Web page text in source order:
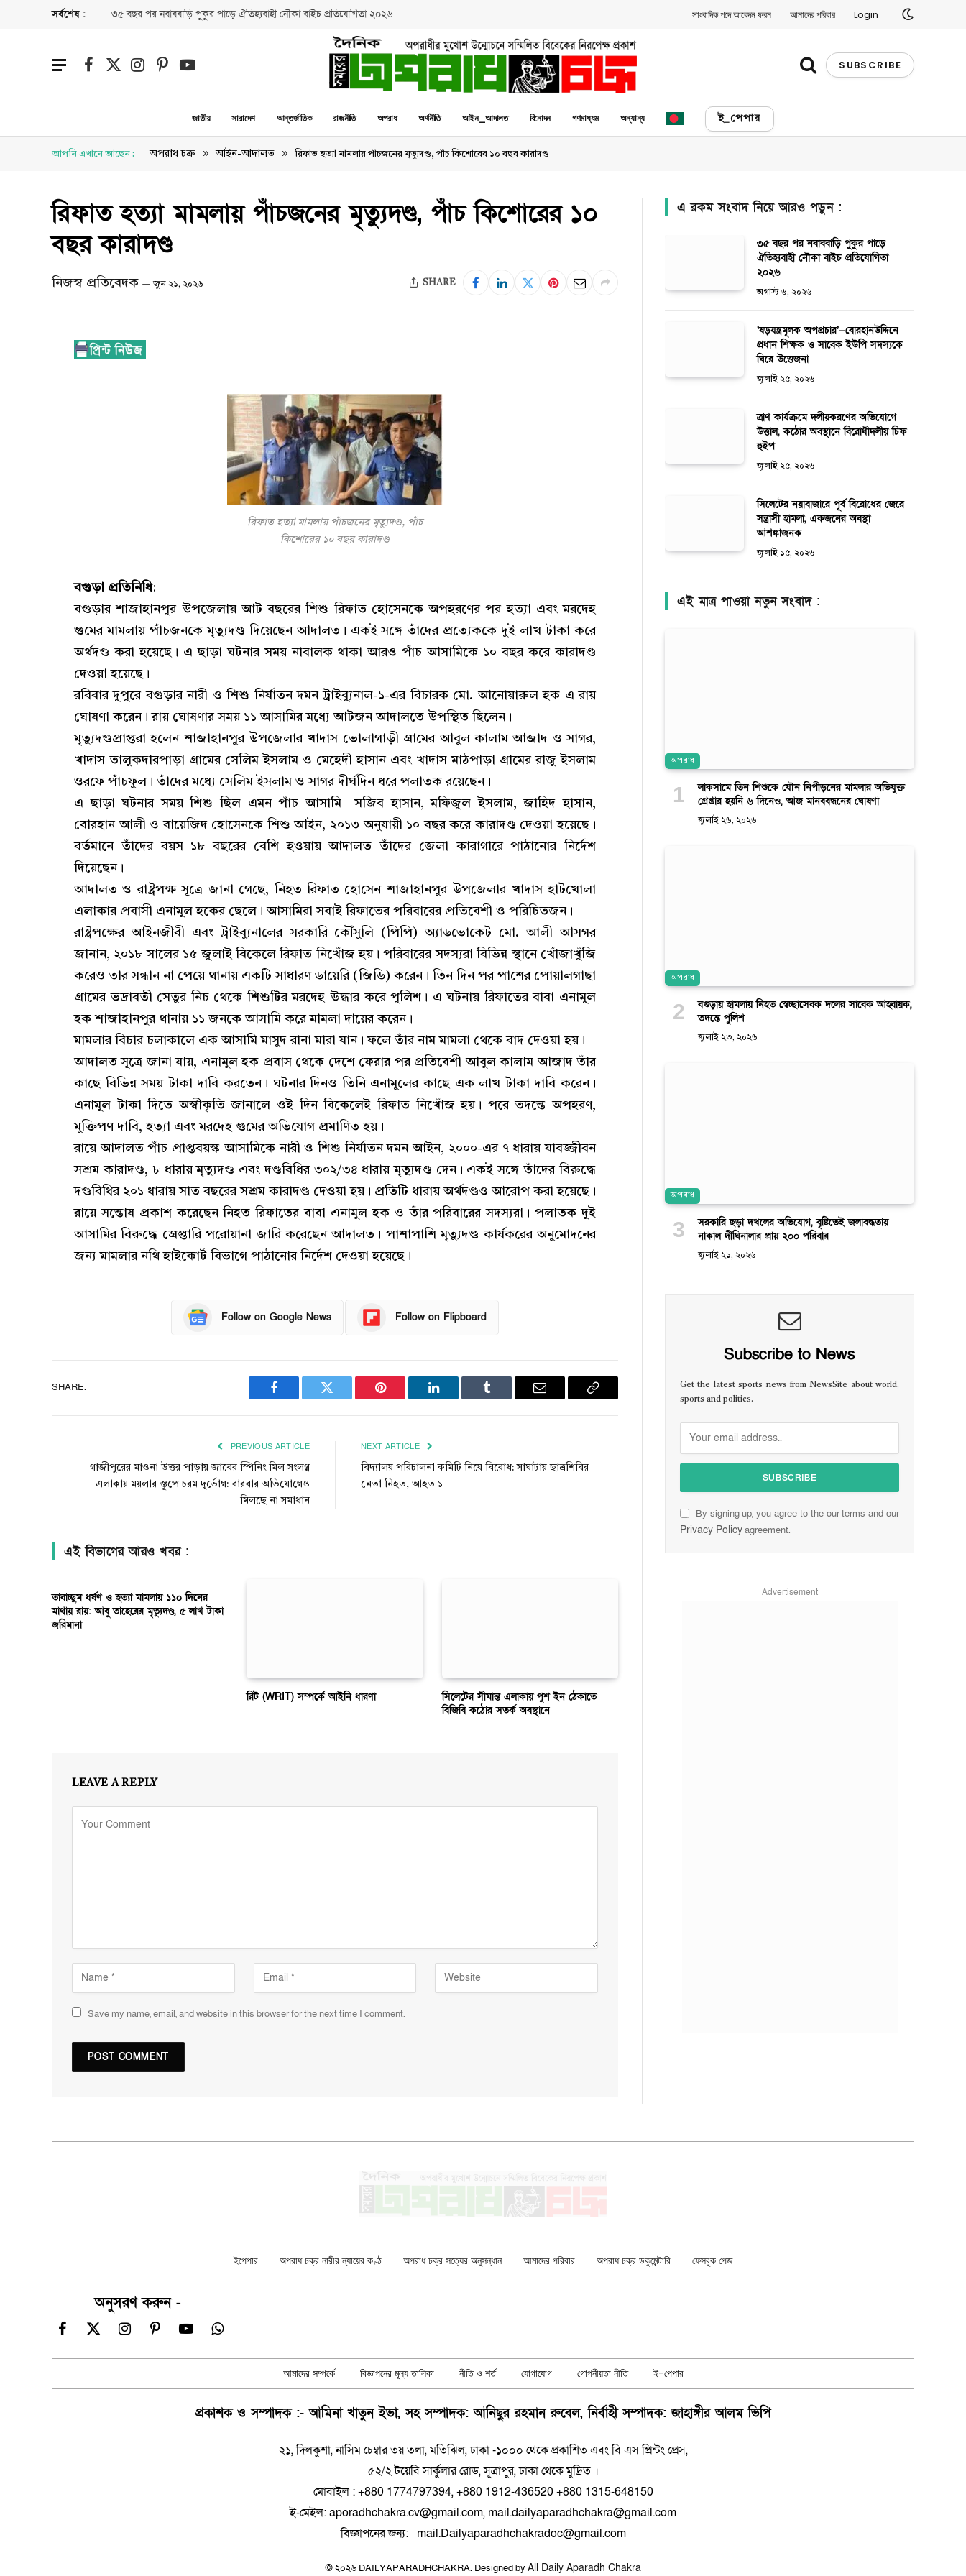
সর্বশেষ : ৩৫ বছর পর নবাববাড়ি পুকুর পাড়ে ঐতিহ্যবাহী নৌকা বাইচ প্রতিযোগিতা ২০২৬ সাংবাদিক পদে আবেদন ফরম আমাদের পরিবার Login
Facebook
X
Instagram
PinterestYouTube SUBSCRIBE
জাতীয় সারাদেশ আন্তর্জাতিক রাজনীতি অপরাধ অর্থনীতি আইন_আদালত বিনোদন গণমাধ্যম অন্যান্য ই_পেপার
আপনি এখানে আছেন : অপরাধ চক্র » আইন-আদালত » রিফাত হত্যা মামলায় পাঁচজনের মৃত্যুদণ্ড, পাঁচ কিশোরের ১০ বছর কারাদণ্ড
রিফাত হত্যা মামলায় পাঁচজনের মৃত্যুদণ্ড, পাঁচ কিশোরের ১০
বছর কারাদণ্ড
নিজস্ব প্রতিবেদক জুন ২১, ২০২৬ SHARE
রিফাত হত্যা মামলায় পাঁচজনের মৃত্যুদণ্ড, পাঁচ
কিশোরের ১০ বছর কারাদণ্ড
বগুড়া প্রতিনিধি:
বগুড়ার শাজাহানপুর উপজেলায় আট বছরের শিশু রিফাত হোসেনকে অপহরণের পর হত্যা এবং মরদেহ
গুমের মামলায় পাঁচজনকে মৃত্যুদণ্ড দিয়েছেন আদালত। একই সঙ্গে তাঁদের প্রত্যেককে দুই লাখ টাকা করে
অর্থদণ্ড করা হয়েছে। এ ছাড়া ঘটনার সময় নাবালক থাকা আরও পাঁচ আসামিকে ১০ বছর করে কারাদণ্ড
দেওয়া হয়েছে।
রবিবার দুপুরে বগুড়ার নারী ও শিশু নির্যাতন দমন ট্রাইব্যুনাল-১-এর বিচারক মো. আনোয়ারুল হক এ রায়
ঘোষণা করেন। রায় ঘোষণার সময় ১১ আসামির মধ্যে আটজন আদালতে উপস্থিত ছিলেন।
মৃত্যুদণ্ডপ্রাপ্তরা হলেন শাজাহানপুর উপজেলার খাদাস ভোলাগাড়ী গ্রামের আবুল কালাম আজাদ ও সাগর,
খাদাস তালুকদারপাড়া গ্রামের সেলিম ইসলাম ও মেহেদী হাসান এবং খাদাস মাঠপাড়া গ্রামের রাজু ইসলাম
ওরফে পাঁচফুল। তাঁদের মধ্যে সেলিম ইসলাম ও সাগর দীর্ঘদিন ধরে পলাতক রয়েছেন।
এ ছাড়া ঘটনার সময় শিশু ছিল এমন পাঁচ আসামি—সজিব হাসান, মফিজুল ইসলাম, জাহিদ হাসান,
বোরহান আলী ও বায়েজিদ হোসেনকে শিশু আইন, ২০১৩ অনুযায়ী ১০ বছর করে কারাদণ্ড দেওয়া হয়েছে।
বর্তমানে তাঁদের বয়স ১৮ বছরের বেশি হওয়ায় আদালত তাঁদের জেলা কারাগারে পাঠানোর নির্দেশ
দিয়েছেন।
আদালত ও রাষ্ট্রপক্ষ সূত্রে জানা গেছে, নিহত রিফাত হোসেন শাজাহানপুর উপজেলার খাদাস হাটখোলা
এলাকার প্রবাসী এনামুল হকের ছেলে। আসামিরা সবাই রিফাতের পরিবারের প্রতিবেশী ও পরিচিতজন।
রাষ্ট্রপক্ষের আইনজীবী এবং ট্রাইব্যুনালের সরকারি কৌঁসুলি (পিপি) অ্যাডভোকেট মো. আলী আসগর
জানান, ২০১৮ সালের ১৫ জুলাই বিকেলে রিফাত নিখোঁজ হয়। পরিবারের সদস্যরা বিভিন্ন স্থানে খোঁজাখুঁজি
করেও তার সন্ধান না পেয়ে থানায় একটি সাধারণ ডায়েরি (জিডি) করেন। তিন দিন পর পাশের পোয়ালগাছা
গ্রামের ভদ্রাবতী সেতুর নিচ থেকে শিশুটির মরদেহ উদ্ধার করে পুলিশ। এ ঘটনায় রিফাতের বাবা এনামুল
হক শাজাহানপুর থানায় ১১ জনকে আসামি করে মামলা দায়ের করেন।
মামলার বিচার চলাকালে এক আসামি মাসুদ রানা মারা যান। ফলে তাঁর নাম মামলা থেকে বাদ দেওয়া হয়।
আদালত সূত্রে জানা যায়, এনামুল হক প্রবাস থেকে দেশে ফেরার পর প্রতিবেশী আবুল কালাম আজাদ তাঁর
কাছে বিভিন্ন সময় টাকা দাবি করতেন। ঘটনার দিনও তিনি এনামুলের কাছে এক লাখ টাকা দাবি করেন।
এনামুল টাকা দিতে অস্বীকৃতি জানালে ওই দিন বিকেলেই রিফাত নিখোঁজ হয়। পরে তদন্তে অপহরণ,
মুক্তিপণ দাবি, হত্যা এবং মরদেহ গুমের অভিযোগ প্রমাণিত হয়।
রায়ে আদালত পাঁচ প্রাপ্তবয়স্ক আসামিকে নারী ও শিশু নির্যাতন দমন আইন, ২০০০-এর ৭ ধারায় যাবজ্জীবন
সশ্রম কারাদণ্ড, ৮ ধারায় মৃত্যুদণ্ড এবং দণ্ডবিধির ৩০২/৩৪ ধারায় মৃত্যুদণ্ড দেন। একই সঙ্গে তাঁদের বিরুদ্ধে
দণ্ডবিধির ২০১ ধারায় সাত বছরের সশ্রম কারাদণ্ড দেওয়া হয়। প্রতিটি ধারায় অর্থদণ্ডও আরোপ করা হয়েছে।
রায়ে সন্তোষ প্রকাশ করেছেন নিহত রিফাতের বাবা এনামুল হক ও তাঁর পরিবারের সদস্যরা। পলাতক দুই
আসামির বিরুদ্ধে গ্রেপ্তারি পরোয়ানা জারি করেছেন আদালত। পাশাপাশি মৃত্যুদণ্ড কার্যকরের অনুমোদনের
জন্য মামলার নথি হাইকোর্ট বিভাগে পাঠানোর নির্দেশ দেওয়া হয়েছে।
Follow on Google News Follow on Flipboard
SHARE.
Facebook Twitter Pinterest LinkedIn Tumblr Email
Copy
PREVIOUS ARTICLE
গাজীপুরের মাওনা উত্তর পাড়ায় জাবের স্পিনিং মিল সংলগ্ন
এলাকায় ময়লার স্তূপে চরম দুর্ভোগ: বারবার অভিযোগেও
মিলছে না সমাধান
NEXT ARTICLE
বিদ্যালয় পরিচালনা কমিটি নিয়ে বিরোধ: সাঘাটায় ছাত্রশিবির
নেতা নিহত, আহত ১
এই বিভাগের আরও খবর :
তাবাচ্ছুম ধর্ষণ ও হত্যা মামলায় ১১০ দিনের
মাথায় রায়: আবু তাহেরের মৃত্যুদণ্ড, ৫ লাখ টাকা
জরিমানা
রিট (WRIT) সম্পর্কে আইনি ধারণা
সিলেটের সীমান্ত এলাকায় পুশ ইন ঠেকাতে
বিজিবি কঠোর সতর্ক অবস্থানে
LEAVE A REPLY
Save my name, email, and website in this browser for the next time I comment.
এ রকম সংবাদ নিয়ে আরও পড়ুন :
৩৫ বছর পর নবাববাড়ি পুকুর পাড়ে
ঐতিহ্যবাহী নৌকা বাইচ প্রতিযোগিতা
২০২৬
অগাস্ট ৬, ২০২৬
‘ষড়যন্ত্রমূলক অপপ্রচার’—বোরহানউদ্দিনে
প্রধান শিক্ষক ও সাবেক ইউপি সদস্যকে
ঘিরে উত্তেজনা
জুলাই ২৫, ২০২৬
ত্রাণ কার্যক্রমে দলীয়করণের অভিযোগে
উত্তাল, কঠোর অবস্থানে বিরোধীদলীয় চিফ
হুইপ
জুলাই ২৫, ২০২৬
সিলেটের নয়াবাজারে পূর্ব বিরোধের জেরে
সন্ত্রাসী হামলা, একজনের অবস্থা
আশঙ্কাজনক
জুলাই ১৫, ২০২৬
এই মাত্র পাওয়া নতুন সংবাদ :
অপরাধ
লাকসামে তিন শিশুকে যৌন নিপীড়নের মামলার অভিযুক্ত
গ্রেপ্তার হয়নি ৬ দিনেও, আজ মানববন্ধনের ঘোষণা
জুলাই ২৬, ২০২৬
অপরাধ
বগুড়ায় হামলায় নিহত স্বেচ্ছাসেবক দলের সাবেক আহ্বায়ক,
তদন্তে পুলিশ
জুলাই ২৩, ২০২৬
অপরাধ
সরকারি ছড়া দখলের অভিযোগ, বৃষ্টিতেই জলাবদ্ধতায়
নাকাল দীঘিনালার প্রায় ২০০ পরিবার
জুলাই ২১, ২০২৬
Subscribe to News
Get the latest sports news from NewsSite about world,
sports and politics.
By signing up, you agree to the our terms and our
Privacy Policyagreement.
Advertisement
ইপেপার অপরাধ চক্র নারীর ন্যায়ের কণ্ঠ অপরাধ চক্র সত্যের অনুসন্ধান আমাদের পরিবার অপরাধ চক্র ডকুমেন্টারি ফেসবুক পেজ
অনুসরণ করুন -
Facebook
X
InstagramPinterestYouTubeWhatsApp
আমাদের সম্পর্কে বিজ্ঞাপনের মূল্য তালিকা নীতি ও শর্ত যোগাযোগ গোপনীয়তা নীতি ই-পেপার
প্রকাশক ও সম্পাদক :- আমিনা খাতুন ইভা, সহ সম্পাদক: আনিছুর রহমান রুবেল, নির্বাহী সম্পাদক: জাহাঙ্গীর আলম ভিপি
২১, দিলকুশা, নাসিম চেম্বার তয় তলা, মতিঝিল, ঢাকা -১০০০ থেকে প্রকাশিত এবং বি এস প্রিন্টং প্রেস,
৫২/২ টয়েবি সার্কুলার রোড, সূত্রাপুর, ঢাকা থেকে মুদ্রিত ।
মোবাইল : +880 1774797394, +880 1912-436520 +880 1315-648150
ই-মেইল: aporadhchakra.cv@gmail.com, mail.dailyaparadhchakra@gmail.com
বিজ্ঞাপনের জন্য: mail.Dailyaparadhchakradoc@gmail.com
© ২০২৬ DAILYAPARADHCHAKRA. Designed by All Daily Aparadh Chakra